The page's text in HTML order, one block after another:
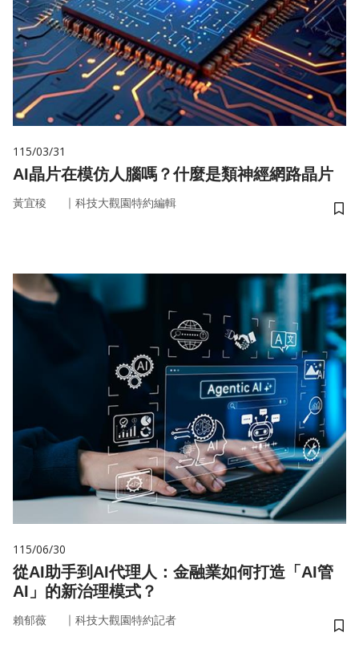
115/03/31
AI晶片在模仿人腦嗎？什麼是類神經網路晶片
黃宜稜 ｜ 科技大觀園特約編輯
儲
115/06/30
從AI助手到AI代理人：金融業如何打造「AI管
AI」的新治理模式？
賴郁薇 ｜ 科技大觀園特約記者
儲